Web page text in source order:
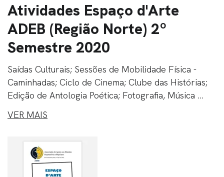
Atividades Espaço d'Arte
ADEB (Região Norte) 2º
Semestre 2020
Saídas Culturais; Sessões de Mobilidade Física -
Caminhadas; Ciclo de Cinema; Clube das Histórias;
Edição de Antologia Poética; Fotografia, Música ...
VER MAIS